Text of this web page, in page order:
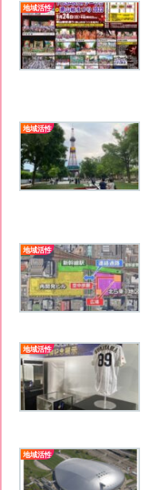
地域活性
地域活性
地域活性
地域活性
地域活性